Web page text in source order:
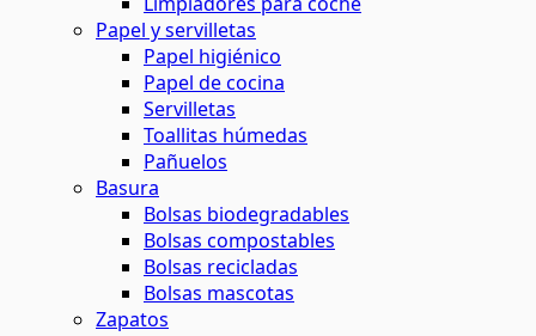
Papel y servilletas
Papel higiénico
Papel de cocina
Servilletas
Toallitas húmedas
Pañuelos
Basura
Bolsas biodegradables
Bolsas compostables
Bolsas recicladas
Bolsas mascotas
Zapatos